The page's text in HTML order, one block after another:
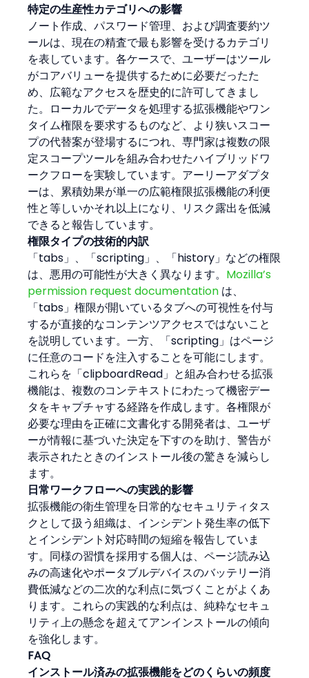
特定の生産性カテゴリへの影響
ノート作成、パスワード管理、および調査要約ツ
ールは、現在の精査で最も影響を受けるカテゴリ
を表しています。各ケースで、ユーザーはツール
がコアバリューを提供するために必要だったた
め、広範なアクセスを歴史的に許可してきまし
た。ローカルでデータを処理する拡張機能やワン
タイム権限を要求するものなど、より狭いスコー
プの代替案が登場するにつれ、専門家は複数の限
定スコープツールを組み合わせたハイブリッドワ
ークフローを実験しています。アーリーアダプタ
ーは、累積効果が単一の広範権限拡張機能の利便
性と等しいかそれ以上になり、リスク露出を低減
できると報告しています。
権限タイプの技術的内訳
「tabs」、「scripting」、「history」などの権限
は、悪用の可能性が大きく異なります。 Mozilla’s
permission request documentation は、
「tabs」権限が開いているタブへの可視性を付与
するが直接的なコンテンツアクセスではないこと
を説明しています。一方、「scripting」はページ
に任意のコードを注入することを可能にします。
これらを「clipboardRead」と組み合わせる拡張
機能は、複数のコンテキストにわたって機密デー
タをキャプチャする経路を作成します。各権限が
必要な理由を正確に文書化する開発者は、ユーザ
ーが情報に基づいた決定を下すのを助け、警告が
表示されたときのインストール後の驚きを減らし
ます。
日常ワークフローへの実践的影響
拡張機能の衛生管理を日常的なセキュリティタス
クとして扱う組織は、インシデント発生率の低下
とインシデント対応時間の短縮を報告していま
す。同様の習慣を採用する個人は、ページ読み込
みの高速化やポータブルデバイスのバッテリー消
費低減などの二次的な利点に気づくことがよくあ
ります。これらの実践的な利点は、純粋なセキュ
リティ上の懸念を超えてアンインストールの傾向
を強化します。
FAQ
インストール済みの拡張機能をどのくらいの頻度